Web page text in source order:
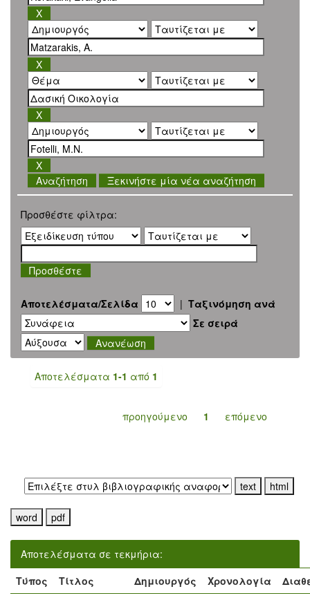
Ξεκινήστε μία νέα αναζήτηση
Προσθέστε φίλτρα:
Αποτελέσματα/Σελίδα | Ταξινόμηση ανά
Σε σειρά
Αποτελέσματα 1-1 από 1
προηγούμενο 1 επόμενο
Αποτελέσματα σε τεκμήρια:
Τύπος
Τίτλος Δημιουργός Χρονολογία